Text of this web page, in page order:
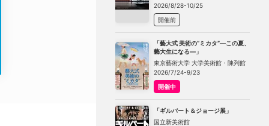
2026/8/28-10/25
開催前
「藝大式 美術の“ミカタ”―この夏、
藝大生になる―」
東京藝術大学 大学美術館・陳列館
2026/7/24-9/23
開催中
「ギルバート＆ジョージ展」
国立新美術館